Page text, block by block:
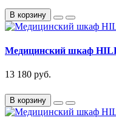
В корзину
Медицинский шкаф
13 180 руб.
В корзину